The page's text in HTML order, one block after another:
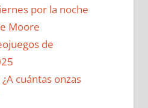
por la noche
Moore
de
cuántas onzas